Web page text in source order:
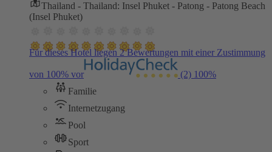
Thailand - Thailand: Insel Phuket - Patong - Patong Beach
(Insel Phuket)
Für dieses Hotel liegen 2 Bewertungen mit einer Zustimmung
von 100% vor (2) 100%
Familie
Internetzugang
Pool
Sport